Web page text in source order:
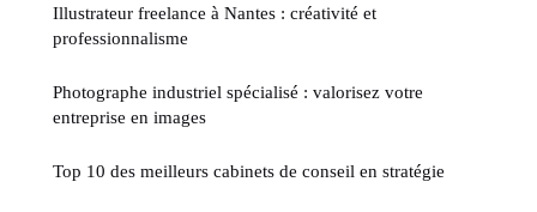
Illustrateur freelance à Nantes : créativité et
professionnalisme
Photographe industriel spécialisé : valorisez votre
entreprise en images
Top 10 des meilleurs cabinets de conseil en stratégie